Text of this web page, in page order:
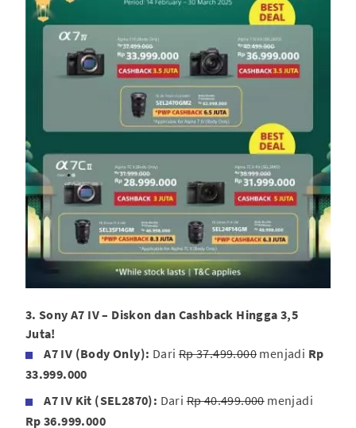
3. Sony A7 IV – Diskon dan Cashback Hingga 3,5
Juta!
A7 IV (Body Only): DariRp 37.499.000 menjadi Rp
33.999.000
A7 IV Kit (SEL2870): DariRp 40.499.000menjadi
Rp 36.999.000